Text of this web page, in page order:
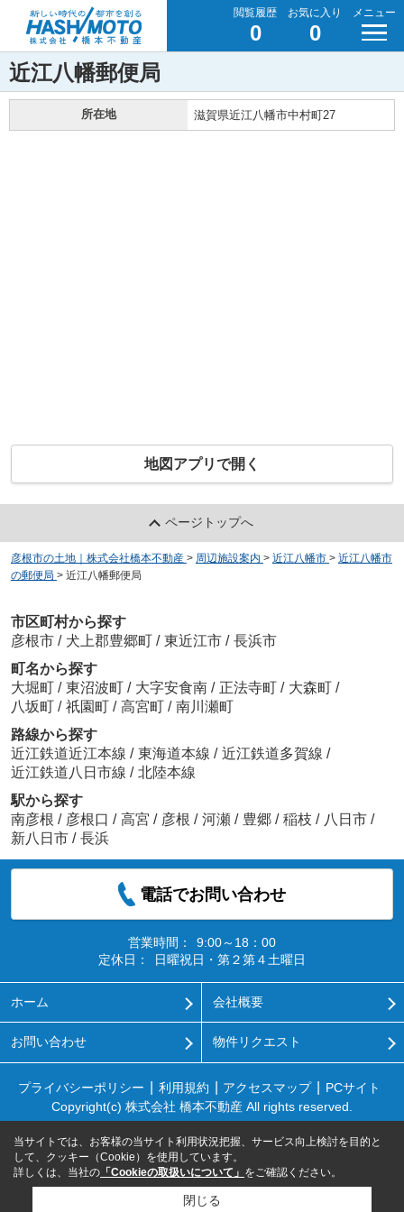
閲覧履歴
0
お気に入り
0
メニュー
近江八幡郵便局
所在地 滋賀県近江八幡市中村町27
地図アプリで開く
ページトップへ
彦根市の土地｜株式会社橋本不動産 > 周辺施設案内 > 近江八幡市 > 近江八幡市
の郵便局 > 近江八幡郵便局
市区町村から探す
彦根市 / 犬上郡豊郷町 / 東近江市 / 長浜市
町名から探す
大堀町 / 東沼波町 / 大字安食南 / 正法寺町 / 大森町 /
八坂町 / 祇園町 / 高宮町 / 南川瀬町
路線から探す
近江鉄道近江本線 / 東海道本線 / 近江鉄道多賀線 /
近江鉄道八日市線 / 北陸本線
駅から探す
南彦根 / 彦根口 / 高宮 / 彦根 / 河瀬 / 豊郷 / 稲枝 / 八日市 /
新八日市 / 長浜
電話でお問い合わせ
営業時間：
9:00～18：00
定休日：
日曜祝日・第２第４土曜日
ホーム 会社概要
お問い合わせ 物件リクエスト
プライバシーポリシー 利用規約 アクセスマップ
PCサイト
Copyright(c) 株式会社 橋本不動産 All rights reserved.
当サイトでは、お客様の当サイト利用状況把握、サービス向上検討を目的と
して、クッキー（Cookie）を使用しています。
詳しくは、当社の 「Cookieの取扱いについて」 をご確認ください。
閉じる